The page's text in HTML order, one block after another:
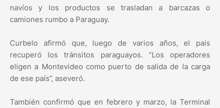
navíos y los productos se trasladan a barcazas o
camiones rumbo a Paraguay.
Curbelo afirmó que, luego de varios años, el país
recuperó los tránsitos paraguayos. “Los operadores
eligen a Montevideo como puerto de salida de la carga
de ese país”, aseveró.
También confirmó que en febrero y marzo, la Terminal